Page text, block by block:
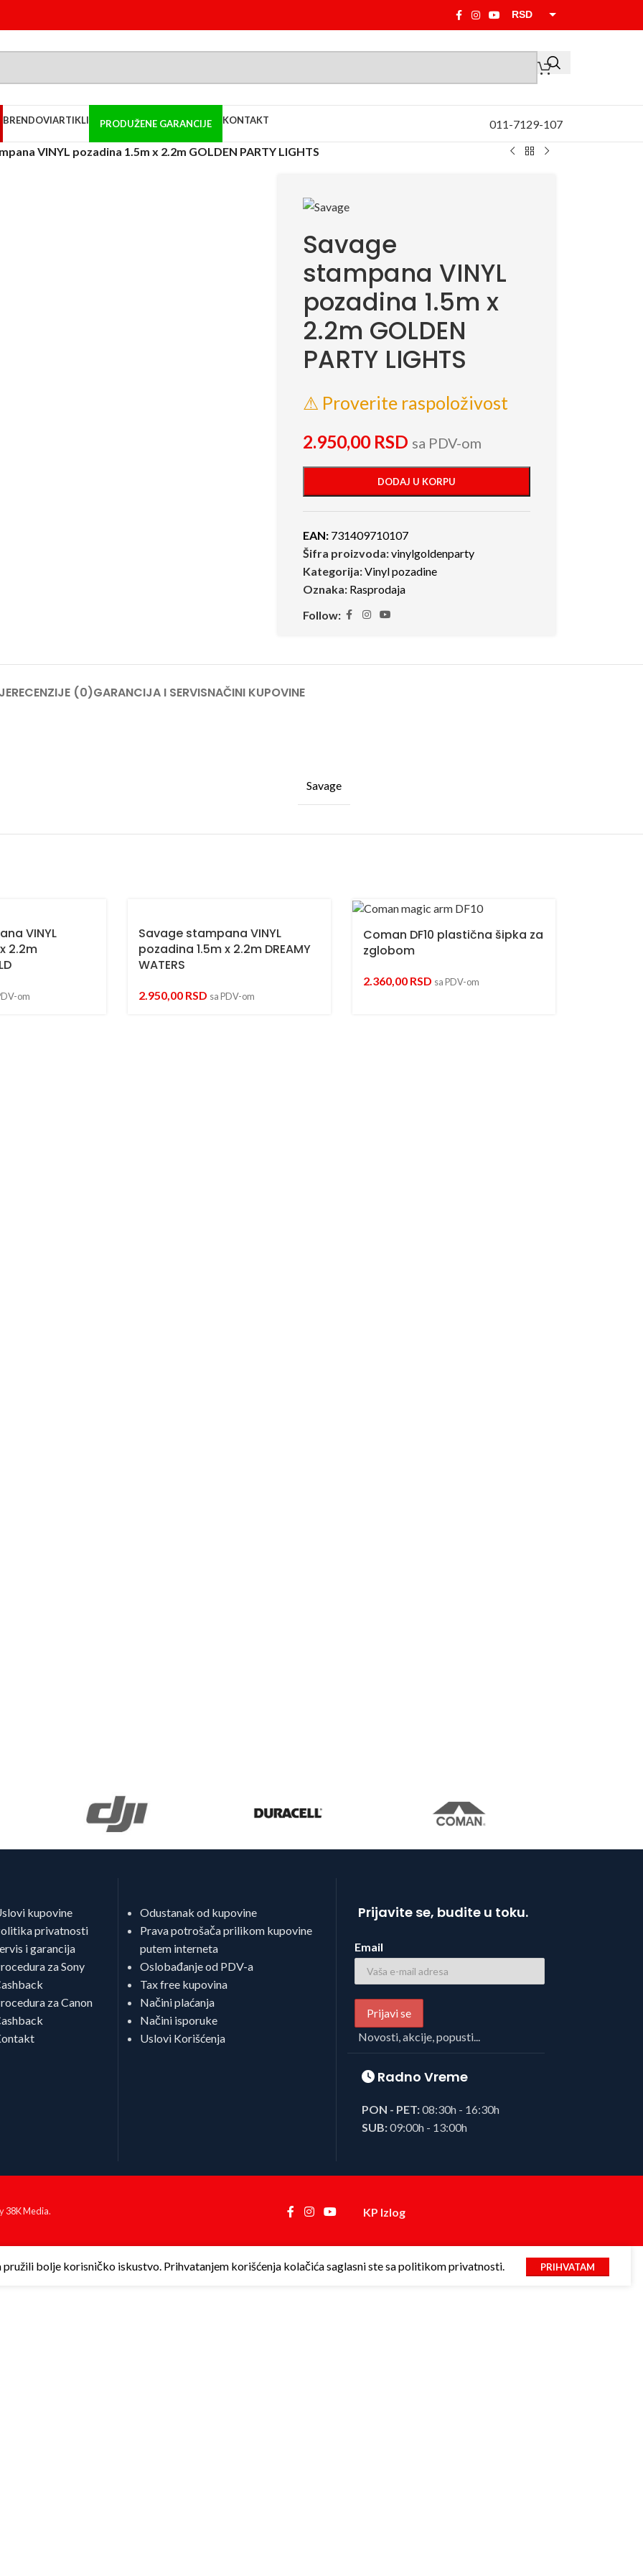
RSD
BRENDOVIARTIKLI PRODUŽENE GARANCIJE KONTAKT 011-7129-107
VINYL pozadina 1.5m x 2.2m GOLDEN PARTY LIGHTS
Savage
stampana VINYL
pozadina 1.5m x
2.2m GOLDEN
PARTY LIGHTS
⚠ Proverite raspoloživost
2.950,00 RSD sa PDV-om
DODAJ U KORPU
EAN: 731409710107
Šifra proizvoda:vinylgoldenparty
Kategorija:Vinyl pozadine
Oznaka: Rasprodaja
Follow:
RECENZIJE (0)GARANCIJA I SERVISNAČINI KUPOVINE
Savage
VINYL
2.2m
om
Savage stampana VINYL
pozadina 1.5m x 2.2m DREAMY
WATERS
2.950,00 RSD sa PDV-om
Coman DF10 plastična šipka za
zglobom
2.360,00 RSD sa PDV-om
kupovine
privatnosti
i garancija
za Sony
za Canon
Odustanak od kupovine
Prava potrošača prilikom kupovine
putem interneta
Oslobađanje od PDV-a
Tax free kupovina
Načini plaćanja
Načini isporuke
Uslovi Korišćenja
Prijavite se, budite u toku.
Email
Novosti, akcije, popusti...
Radno Vreme
PON - PET:08:30h - 16:30h
SUB:09:00h - 13:00h
38K Media. KP Izlog
bolje korisničko iskustvo. Prihvatanjem korišćenja kolačića saglasni ste sa politikom privatnosti. PRIHVATAM